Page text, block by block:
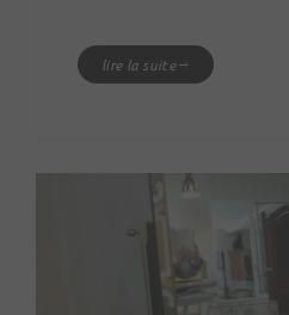
lire la suite